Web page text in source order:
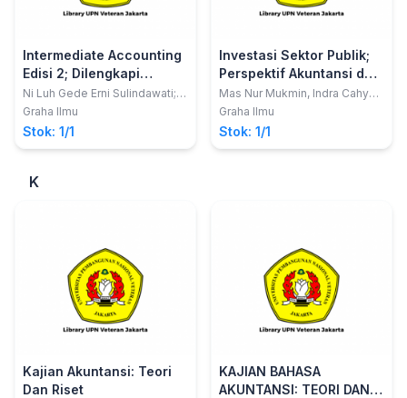
Intermediate Accounting
Edisi 2; Dilengkapi
dengan Soal-soal
Latihan
Ni Luh Gede Erni Sulindawati;
Gede Adi Yuniarta; Lucy Sri
Graha Ilmu
Stok: 1/1
Investasi Sektor Publik;
Perspektif Akuntansi dan
Pelayanan Pemerintah
Daerah
Mas Nur Mukmin, Indra Cahya
Kusuma, Farizka Susandra
Graha Ilmu
Stok: 1/1
K
Kajian Akuntansi: Teori
Dan Riset
KAJIAN BAHASA
AKUNTANSI: TEORI DAN